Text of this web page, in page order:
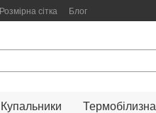
Розмірна сітка Блог
Купальники Термобілизна